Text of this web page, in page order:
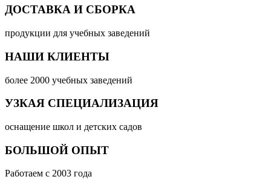
ДОСТАВКА И СБОРКА
продукции для учебных заведений
НАШИ КЛИЕНТЫ
более 2000 учебных заведений
УЗКАЯ СПЕЦИАЛИЗАЦИЯ
оснащение школ и детских садов
БОЛЬШОЙ ОПЫТ
Работаем с 2003 года